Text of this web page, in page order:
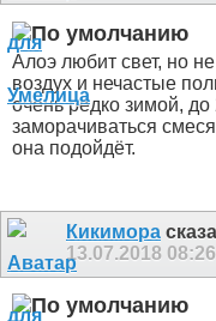
Алоэ любит свет, но
воздух и нечастые
очень редко зимой,
заморачиваться
она подойдёт.
Кикимора
13.07.2018 08:26